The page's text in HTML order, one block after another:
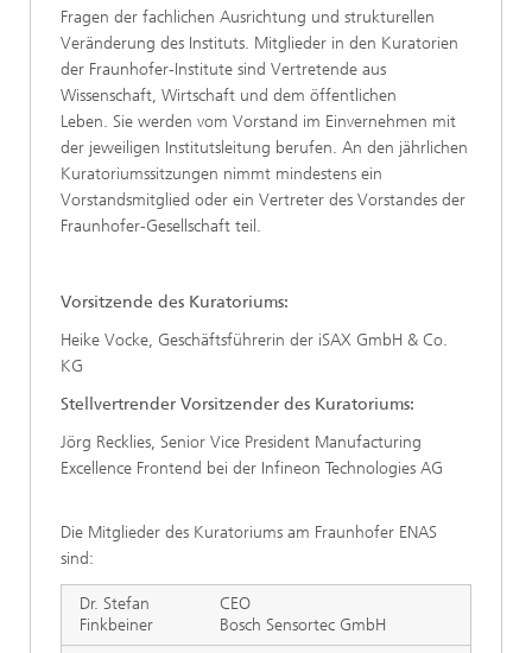
Fragen der fachlichen Ausrichtung und strukturellen
Veränderung des Instituts. Mitglieder in den Kuratorien
der Fraunhofer-Institute sind Vertretende aus
Wissenschaft, Wirtschaft und dem öffentlichen
Leben. Sie werden vom Vorstand im Einvernehmen mit
der jeweiligen Institutsleitung berufen. An den jährlichen
Kuratoriumssitzungen nimmt mindestens ein
Vorstandsmitglied oder ein Vertreter des Vorstandes der
Fraunhofer-Gesellschaft teil.
Vorsitzende des Kuratoriums:
Heike Vocke, Geschäftsführerin der iSAX GmbH & Co.
KG
Stellvertrender Vorsitzender des Kuratoriums:
Jörg Recklies, Senior Vice President Manufacturing
Excellence Frontend bei der Infineon Technologies AG
Die Mitglieder des Kuratoriums am Fraunhofer ENAS
sind:
Dr. Stefan
Finkbeiner
CEO
Bosch Sensortec GmbH